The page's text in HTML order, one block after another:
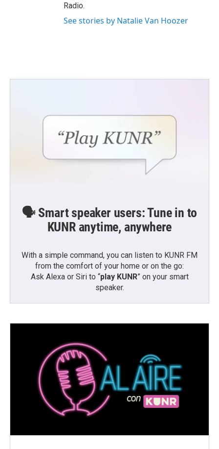
Radio.
See stories by Natalie Van Hoozer
🗣️ Smart speaker users: Tune in to
KUNR anytime, anywhere
With a simple command, you can listen to KUNR FM
from the comfort of your home or on the go:
Ask Alexa or Siri to “play KUNR” on your smart
speaker.